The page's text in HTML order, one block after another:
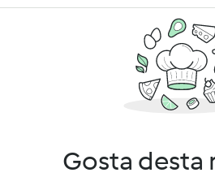
Gosta desta